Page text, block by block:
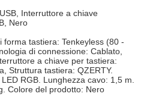
Interruttore a chiave
Nero
tastiera: Tenkeyless (80 -
di connessione: Cablato,
a chiave per tastiera:
Struttura tastiera: QZERTY.
RGB. Lunghezza cavo: 1,5 m.
Colore del prodotto: Nero